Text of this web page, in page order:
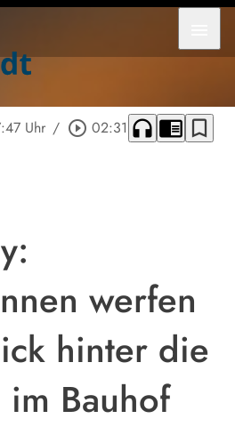
Uhr / play_circle_outline 02:31 headphones chrome_reader_mode bookmark_border
werfen
hinter die
im Bauhof